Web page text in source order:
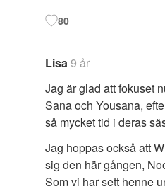
80
Lisa9 år
Jag är glad att fokuset
Sana och Yousana,
så mycket tid i deras
Jag hoppas också att
sig den här gången,
Som vi har sett henne